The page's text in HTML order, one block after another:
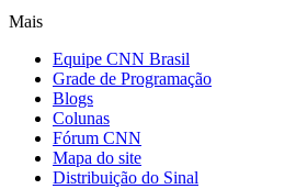
Mais
Equipe CNN Brasil
Grade de Programação
Blogs
Colunas
Fórum CNN
Mapa do site
Distribuição do Sinal